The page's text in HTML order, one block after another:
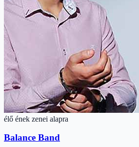
élő ének zenei alapra
Balance Band